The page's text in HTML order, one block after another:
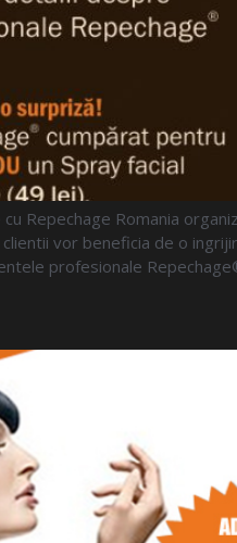
Repechage Romania
clientii vor beneficia de o
profesionale